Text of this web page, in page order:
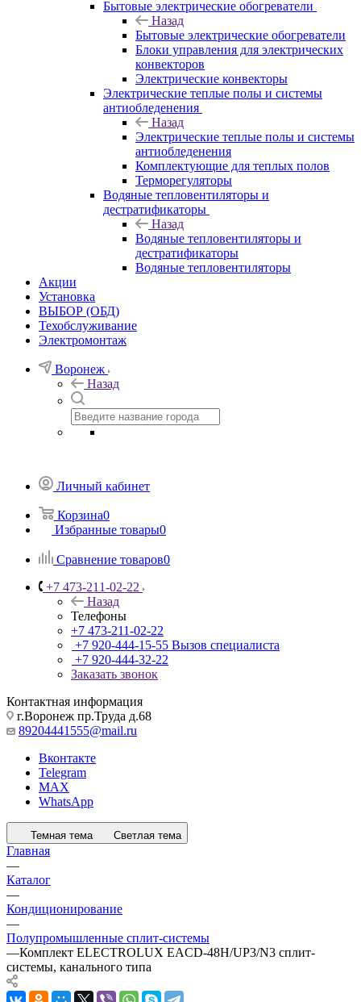
Бытовые электрические обогреватели
Назад
Бытовые электрические обогреватели
Блоки управления для электрических
конвекторов
Электрические конвекторы
Электрические теплые полы и системы
антиобледенения
Назад
Электрические теплые полы и системы
антиобледенения
Комплектующие для теплых полов
Терморегуляторы
Водяные тепловентиляторы и
дестратификаторы
Назад
Водяные тепловентиляторы и
дестратификаторы
Водяные тепловентиляторы
Акции
Установка
ВЫБОР (ОБД)
Техобслуживание
Электромонтаж
Воронеж
Назад
Личный кабинет
Корзина0
Избранные товары0
Сравнение товаров0
+7 473-211-02-22
Назад
Телефоны
+7 473-211-02-22
+7 920-444-15-55 Вызов специалиста
+7 920-444-32-22
Заказать звонок
Контактная информация
г.Воронеж пр.Труда д.68
89204441555@mail.ru
Вконтакте
Telegram
MAX
WhatsApp
Темная тема Светлая тема
Главная
—
Каталог
—
Кондиционирование
—
Полупромышленные сплит-системы
—Комплект ELECTROLUX EACD-48H/UP3/N3 сплит-
системы, канального типа